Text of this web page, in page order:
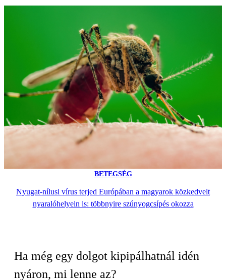
BETEGSÉG
Nyugat-nílusi vírus terjed Európában a magyarok közkedvelt
nyaralóhelyein is: többnyire szúnyogcsípés okozza
Ha még egy dolgot kipipálhatnál idén
nyáron, mi lenne az?